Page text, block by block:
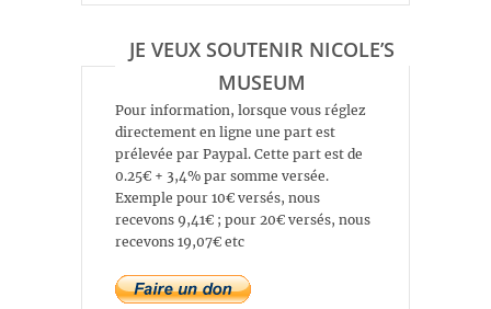
JE VEUX SOUTENIR NICOLE’S
MUSEUM
Pour information, lorsque vous réglez
directement en ligne une part est
prélevée par Paypal. Cette part est de
0.25€ + 3,4% par somme versée.
Exemple pour 10€ versés, nous
recevons 9,41€ ; pour 20€ versés, nous
recevons 19,07€ etc